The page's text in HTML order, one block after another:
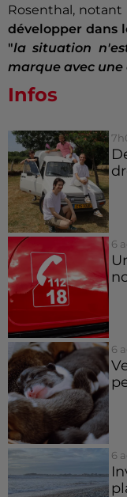
Rosenthal, notant
développer dans
"la situation
marque avec
Infos
6
6
6